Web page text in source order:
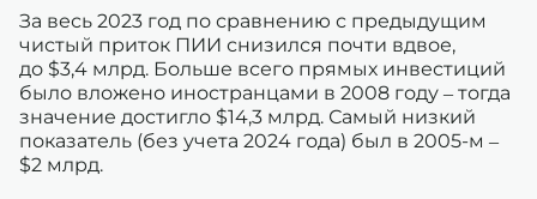
За весь 2023 год по сравнению с предыдущим
чистый приток ПИИ снизился почти вдвое,
до $3,4 млрд. Больше всего прямых инвестиций
было вложено иностранцами в 2008 году – тогда
значение достигло $14,3 млрд. Самый низкий
показатель (без учета 2024 года) был в 2005-м –
$2 млрд.